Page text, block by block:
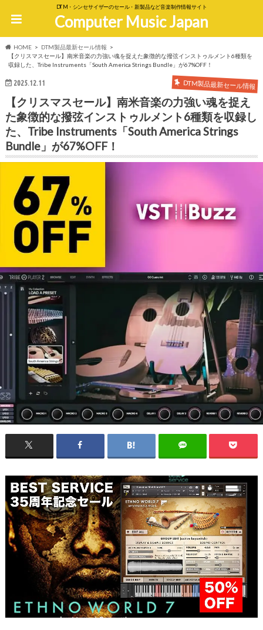
DTM・シンセサイザーのセール・新製品など音楽制作情報サイト
Computer Music Japan
HOME
DTM製品最新セール情報
【クリスマスセール】南米音楽の力強い魂を捉えた象徴的な撥弦インストゥルメント6種類を
収録した、Tribe Instruments「South America Strings Bundle」が67%OFF！
2025.12.11 DTM製品最新セール情報
【クリスマスセール】南米音楽の力強い魂を捉え
た象徴的な撥弦インストゥルメント6種類を収録し
た、Tribe Instruments「South America Strings
Bundle」が67%OFF！